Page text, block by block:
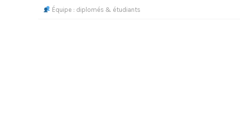
Équipe : diplomés & étudiants